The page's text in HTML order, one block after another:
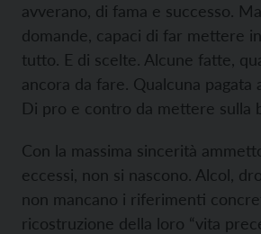
avverano, di fama e successo.
domande, capaci di far mettere
tutto. E di scelte. Alcune fatte,
ancora da fare. Qualcuna pagata
Di pro e contro da mettere sulla
Con la massima sincerità
eccessi, non si nascono. Alcol,
non mancano i riferimenti
ricostruzione della loro “vita